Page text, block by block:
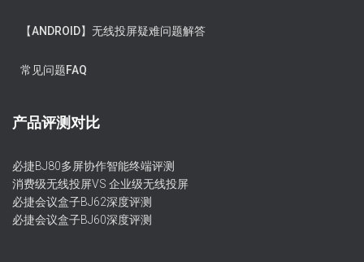
【ANDROID】无线投屏疑难问题解答
常见问题FAQ
产品评测对比
必捷BJ80多屏协作智能终端评测
消费级无线投屏VS 企业级无线投屏
必捷会议盒子BJ62深度评测
必捷会议盒子BJ60深度评测